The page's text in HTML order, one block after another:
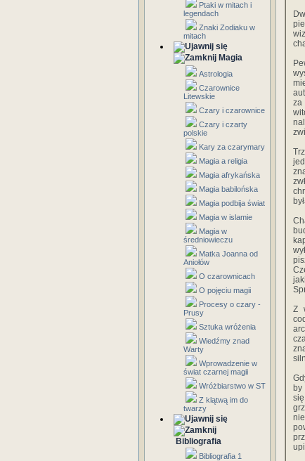
Ptaki w mitach i
legendach
Znaki Zodiaku w
mitach
Magia
Astrologia
Czarownice
Litewskie
Czary i czarownice
Czary i czarty
polskie
Kary za czarymary
Magia a religia
Magia afrykańska
Magia babilońska
Magia podbija świat
Magia w islamie
Magia w
średniowieczu
Matka Joanna od
Aniołów
O czarownicach
O pojęciu magii
Procesy o czary -
Prusy
Sztuka wróżenia
Wiedźmy znad
Warty
Wprowadzenie w
świat czarnej magii
Wróżbiarstwo w ST
Z klątwą im do
twarzy
Bibliografia
Bibliografia 1
za
Z
by